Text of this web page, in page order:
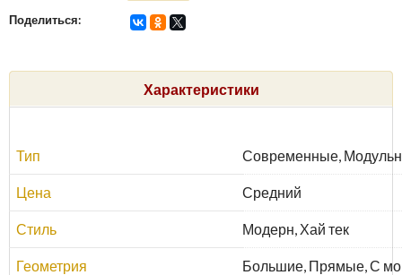
Поделиться:
Характеристики
Тип Современные,
Цена Средний
Стиль Модерн, Хай тек
Геометрия Большие, Прямые, С